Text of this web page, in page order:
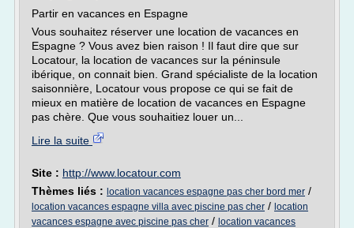
Partir en vacances en Espagne
Vous souhaitez réserver une location de vacances en
Espagne ? Vous avez bien raison ! Il faut dire que sur
Locatour, la location de vacances sur la péninsule
ibérique, on connait bien. Grand spécialiste de la location
saisonnière, Locatour vous propose ce qui se fait de
mieux en matière de location de vacances en Espagne
pas chère. Que vous souhaitiez louer un...
Lire la suite
Site : http://www.locatour.com
Thèmes liés : location vacances espagne pas cher bord mer /
location vacances espagne villa avec piscine pas cher / location
vacances espagne avec piscine pas cher / location vacances